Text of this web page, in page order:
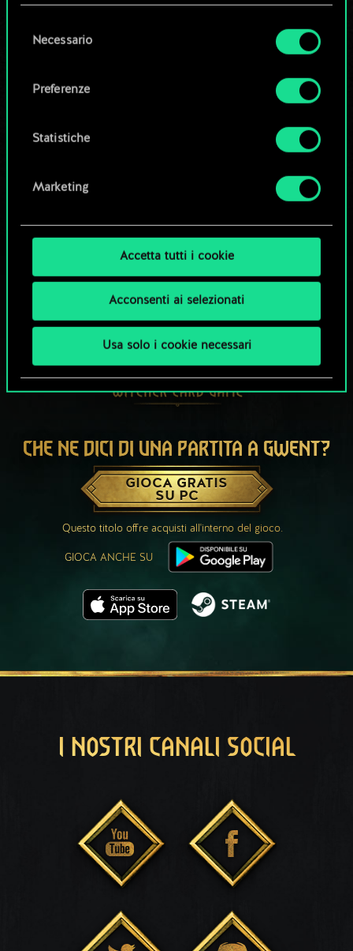
Tutti i dettagli su come utilizziamo i cookie e su
disponibili nel menu "Impostazioni" qui sotto.
delNecessario
Preferenze
Statistiche
Marketing
Accetta tutti i cookie
Acconsenti ai selezionati
Usa solo i cookie necessari
Esplora i mazzi della community
CHE NE DICI DI UNA PARTITA A GWENT?
GIOCA GRATIS
SU PC
Questo titolo offre acquisti all'interno del gioco.
GIOCA ANCHE SU
I NOSTRI CANALI SOCIAL